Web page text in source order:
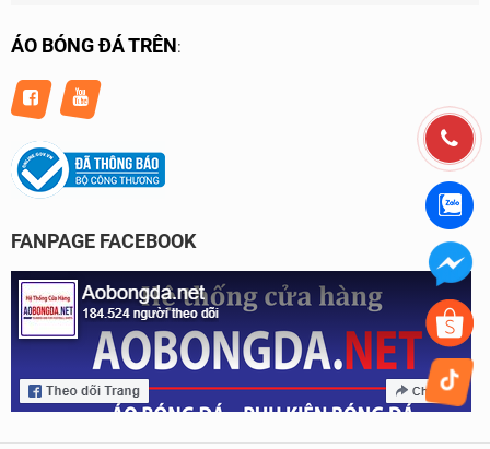
ÁO BÓNG ĐÁ TRÊN:
FANPAGE FACEBOOK